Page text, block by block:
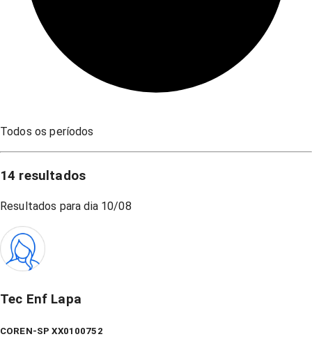
Todos os períodos
14 resultados
Resultados para dia 10/08
Tec Enf Lapa
COREN-SP XX0100752